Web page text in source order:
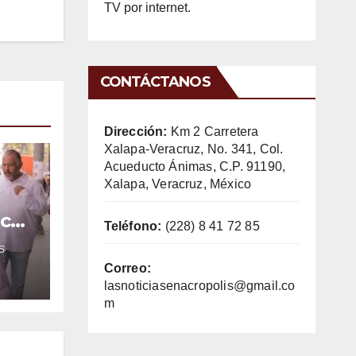
TV por internet.
CONTÁCTANOS
Dirección: Km 2 Carretera
Xalapa-Veracruz, No. 341, Col.
Acueducto Ánimas, C.P. 91190,
Xalapa, Veracruz, México
Teléfono: (228) 8 41 72 85
Correo:
lasnoticiasenacropolis@gmail.co
m